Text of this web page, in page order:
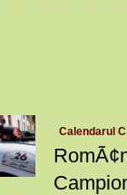
Calendarul